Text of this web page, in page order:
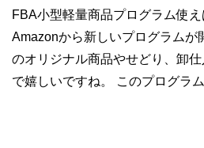
FBA小型軽量商品プログラム使
Amazonから新しいプログラムが
のオリジナル商品やせどり、卸
で嬉しいですね。 このプログラ